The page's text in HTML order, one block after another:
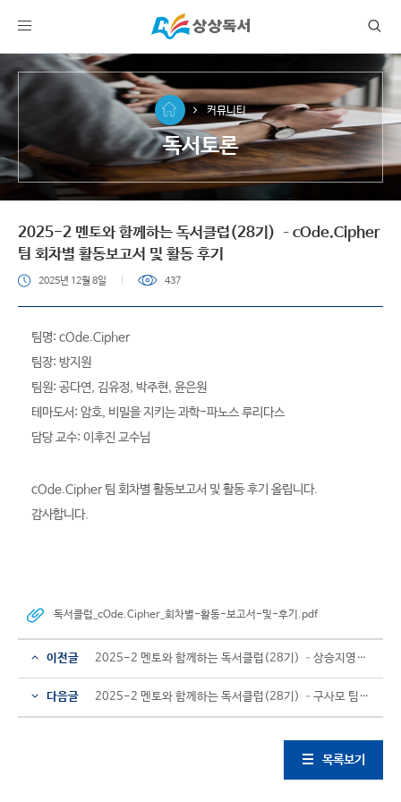
커뮤니티
독서토론
2025-2 멘토와 함께하는 독서클럽(28기) –cOde.Cipher
팀 회차별 활동보고서 및 활동 후기
2025년 12월 8일 437
팀명: cOde.Cipher
팀장: 방지원
팀원: 공다연, 김유정, 박주현, 윤은원
테마도서: 암호, 비밀을 지키는 과학-파노스 루리다스
담당 교수: 이후진 교수님
cOde.Cipher 팀 회차별 활동보고서 및 활동 후기 올립니다.
감사합니다.
독서클럽_cOde.Cipher_회차별-활동-보고서-및-후기.pdf
이전글 2025-2 멘토와 함께하는 독서클럽(28기) –상승지영연빈팀 회차별 활동보고서 및 활동 후기
다음글 2025-2 멘토와 함께하는 독서클럽(28기) –구사모 팀 회차별 활동보고서 및 활동 후기
목록보기